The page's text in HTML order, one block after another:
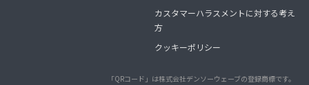
カスタマーハラスメントに対する考え
方
クッキーポリシー
「QRコード」は株式会社デンソーウェーブの登録商標です。